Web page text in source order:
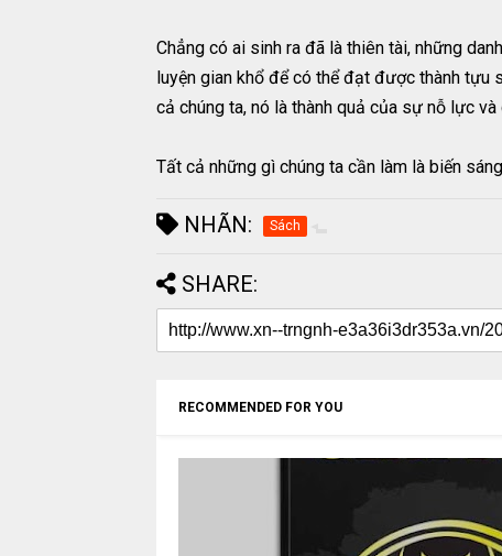
Chẳng có ai sinh ra đã là thiên tài, những
luyện gian khổ để có thể đạt được thành tựu
cả chúng ta, nó là thành quả của sự nỗ lực
Tất cả những gì chúng ta cần làm là biến
NHÃN: Sách
SHARE:
RECOMMENDED FOR YOU